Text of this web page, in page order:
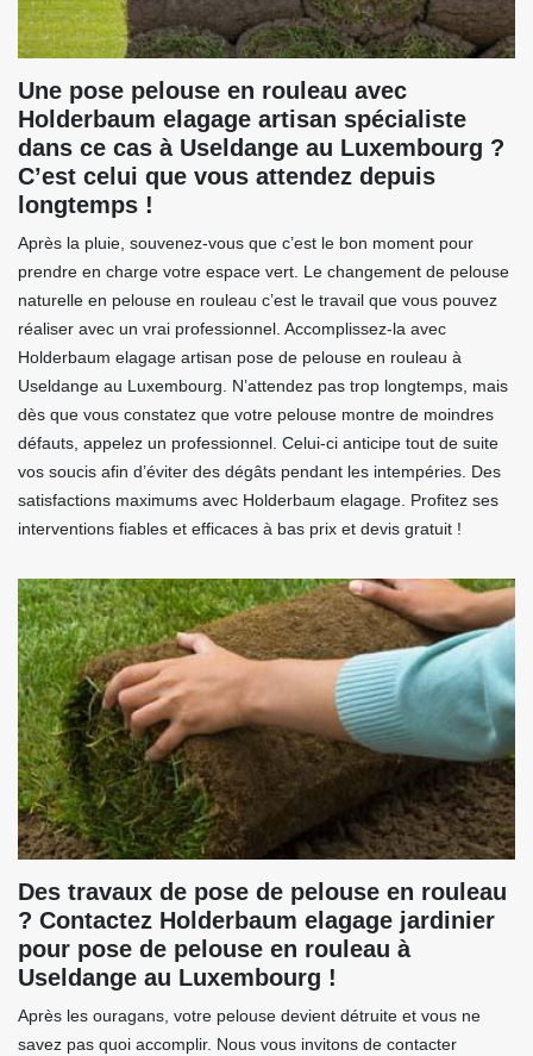
Une pose pelouse en rouleau avec
Holderbaum elagage artisan spécialiste
dans ce cas à Useldange au Luxembourg ?
C’est celui que vous attendez depuis
longtemps !
Après la pluie, souvenez-vous que c’est le bon moment pour
prendre en charge votre espace vert. Le changement de pelouse
naturelle en pelouse en rouleau c’est le travail que vous pouvez
réaliser avec un vrai professionnel. Accomplissez-la avec
Holderbaum elagage artisan pose de pelouse en rouleau à
Useldange au Luxembourg. N’attendez pas trop longtemps, mais
dès que vous constatez que votre pelouse montre de moindres
défauts, appelez un professionnel. Celui-ci anticipe tout de suite
vos soucis afin d’éviter des dégâts pendant les intempéries. Des
satisfactions maximums avec Holderbaum elagage. Profitez ses
interventions fiables et efficaces à bas prix et devis gratuit !
Des travaux de pose de pelouse en rouleau
? Contactez Holderbaum elagage jardinier
pour pose de pelouse en rouleau à
Useldange au Luxembourg !
Après les ouragans, votre pelouse devient détruite et vous ne
savez pas quoi accomplir. Nous vous invitons de contacter